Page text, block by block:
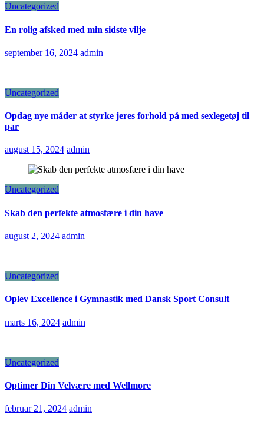
Uncategorized
En rolig afsked med min sidste vilje
september 16, 2024 admin
Uncategorized
Opdag nye måder at styrke jeres forhold på med sexlegetøj til
par
august 15, 2024 admin
Uncategorized
Skab den perfekte atmosfære i din have
august 2, 2024 admin
Uncategorized
Oplev Excellence i Gymnastik med Dansk Sport Consult
marts 16, 2024 admin
Uncategorized
Optimer Din Velvære med Wellmore
februar 21, 2024 admin